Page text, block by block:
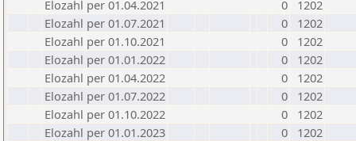
Elozahl per 01.04.2021
0
1202
Elozahl per 01.07.2021
0
1202
Elozahl per 01.10.2021
0
1202
Elozahl per 01.01.2022
0
1202
Elozahl per 01.04.2022
0
1202
Elozahl per 01.07.2022
0
1202
Elozahl per 01.10.2022
0
1202
Elozahl per 01.01.2023
0
1202